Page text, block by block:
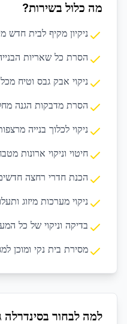
מה כלול בשירות?
ניקיון מקיף לבית חדש
הסרת כל שאריות
ניקוי אבק גבס וטיח
הסרת מדבקות הגנה
ניקוי לכלוך בנייה
חיטוי וניקוי ארונות
הכנת חדרי רחצה
ניקוי מערכות מיזוג
בדיקה וניקוי של כל
מסירת בית נקי ומוכן
למה לבחור בסינדרלה